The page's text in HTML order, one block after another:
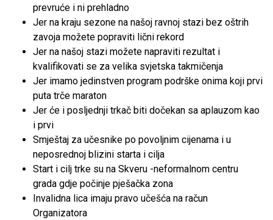
prevruće i ni prehladno
Jer na kraju sezone na našoj ravnoj stazi bez oštrih
zavoja možete popraviti lični rekord
Jer na našoj stazi možete napraviti rezultat i
kvalifikovati se za velika svjetska takmičenja
Jer imamo jedinstven program podrške onima koji prvi
puta trče maraton
Jer će i posljednji trkač biti dočekan sa aplauzom kao
i prvi
Smještaj za učesnike po povoljnim cijenama i u
neposrednoj blizini starta i cilja
Start i cilj trke su na Skveru -neformalnom centru
grada gdje počinje pješačka zona
Invalidna lica imaju pravo učešća na račun
Organizatora